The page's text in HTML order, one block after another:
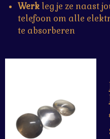
Werk leg je ze naast
telefoon om alle
te absorberen